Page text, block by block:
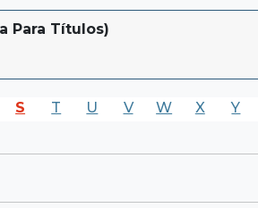
Para Títulos)
S T U V W X Y